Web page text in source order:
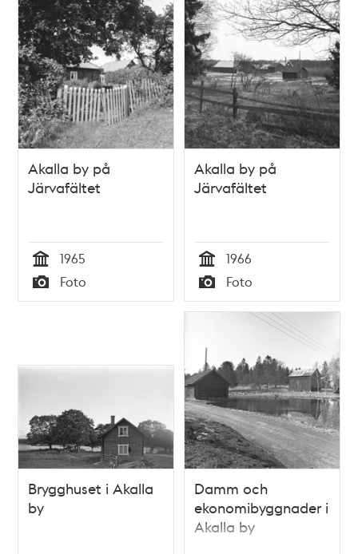
Akalla by på
Järvafältet
Tid
1965
Typ
Foto
Akalla by på
Järvafältet
Tid
1966
Typ
Foto
Brygghuset i Akalla
by
Damm och
ekonomibyggnader i
Akalla by